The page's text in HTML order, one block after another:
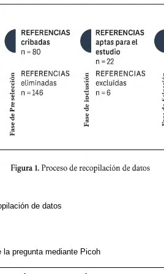
de datos
la pregunta mediante Picoh